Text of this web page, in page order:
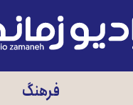
فرهنگ